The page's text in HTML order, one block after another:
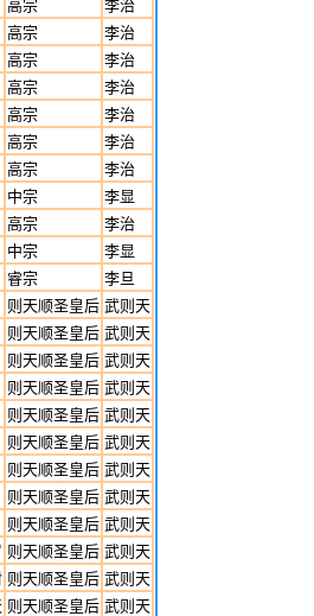
高宗
李治
高宗
李治
高宗
李治
高宗
李治
高宗
李治
高宗
李治
高宗
李治
中宗
李显
高宗
李治
中宗
李显
睿宗
李旦
则天顺圣皇后 武则天
则天顺圣皇后 武则天
则天顺圣皇后 武则天
则天顺圣皇后 武则天
则天顺圣皇后 武则天
则天顺圣皇后 武则天
则天顺圣皇后 武则天
则天顺圣皇后 武则天
则天顺圣皇后 武则天
则天顺圣皇后 武则天
则天顺圣皇后 武则天
则天顺圣皇后 武则天